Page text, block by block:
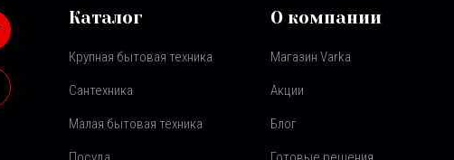
Каталог
Крупная бытовая техника
Сантехника
Малая бытовая техника
О компании
Магазин Varka
Акции
Блог